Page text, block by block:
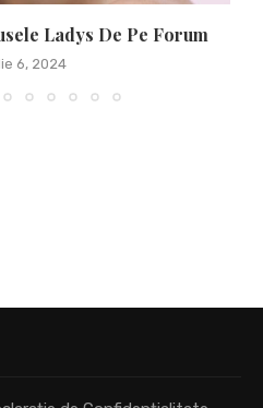
Ladys De Pe Forum
6, 2024